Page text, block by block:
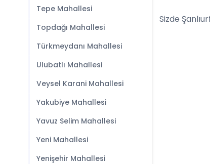
Tepe Mahallesi
Topdağı Mahallesi
Türkmeydanı Mahallesi
Ulubatlı Mahallesi
Veysel Karani Mahallesi
Yakubiye Mahallesi
Yavuz Selim Mahallesi
Yeni Mahallesi
Yenişehir Mahallesi
Sizde